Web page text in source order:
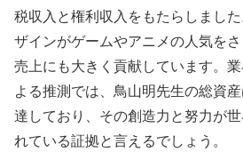
税収入と権利収入をもたらしまし
ザインがゲームやアニメの人気を
売上にも大きく貢献しています。
よる推測では、鳥山明先生の総資
達しており、その創造力と努力が
れている証拠と言えるでしょう。